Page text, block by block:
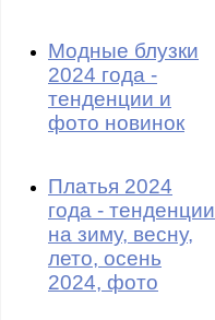
Модные блузки
2024 года -
тенденции и
фото новинок
Платья 2024
года - тенденции
на зиму, весну,
лето, осень
2024, фото